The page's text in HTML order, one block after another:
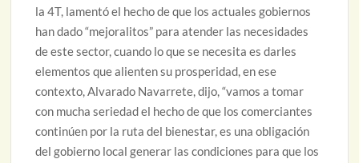
la 4T, lamentó el hecho de que los actuales gobiernos
han dado “mejoralitos” para atender las necesidades
de este sector, cuando lo que se necesita es darles
elementos que alienten su prosperidad, en ese
contexto, Alvarado Navarrete, dijo, “vamos a tomar
con mucha seriedad el hecho de que los comerciantes
continúen por la ruta del bienestar, es una obligación
del gobierno local generar las condiciones para que los